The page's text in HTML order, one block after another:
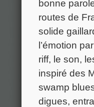
bonne
routes de
solide
l’émotion
riff, le son,
inspiré des
swamp
digues,